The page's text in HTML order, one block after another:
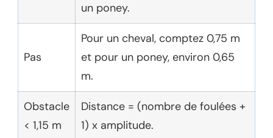
un poney.
Pas
Pour un cheval, comptez 0,75 m
et pour un poney, environ 0,65
m.
Obstacle
< 1,15 m
Distance = (nombre de foulées +
1) x amplitude.